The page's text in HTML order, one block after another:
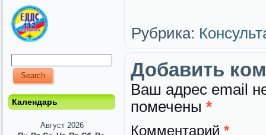
Календарь
Август 2026
Рубрика:
Добавить
Ваш адрес email
помечены *
Комментарий *